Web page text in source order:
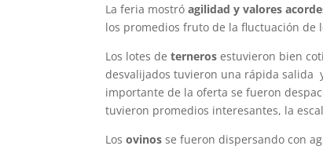
La feria mostróagilidad y valores
los promedios fruto de la fluctuación de
Los lotes deterneros estuvieron bien
desvalijados tuvieron una rápida salida
importante de la oferta se fueron
tuvieron promedios interesantes, la
Losovinos se fueron dispersando con